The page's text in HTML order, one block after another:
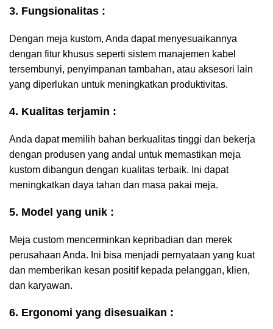
3. Fungsionalitas :
Dengan meja kustom, Anda dapat menyesuaikannya
dengan fitur khusus seperti sistem manajemen kabel
tersembunyi, penyimpanan tambahan, atau aksesori lain
yang diperlukan untuk meningkatkan produktivitas.
4. Kualitas terjamin :
Anda dapat memilih bahan berkualitas tinggi dan bekerja
dengan produsen yang andal untuk memastikan meja
kustom dibangun dengan kualitas terbaik. Ini dapat
meningkatkan daya tahan dan masa pakai meja.
5. Model yang unik :
Meja custom mencerminkan kepribadian dan merek
perusahaan Anda. Ini bisa menjadi pernyataan yang kuat
dan memberikan kesan positif kepada pelanggan, klien,
dan karyawan.
6. Ergonomi yang disesuaikan :